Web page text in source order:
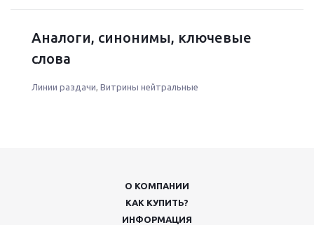
Аналоги, синонимы, ключевые
слова
Линии раздачи Витрины нейтральные
О КОМПАНИИ
КАК КУПИТЬ?
ИНФОРМАЦИЯ